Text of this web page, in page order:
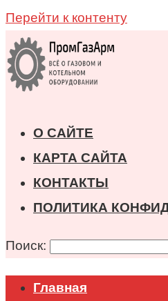
Перейти к контенту
О САЙТЕ
КАРТА САЙТА
КОНТАКТЫ
ПОЛИТИКА
Поиск:
Главная